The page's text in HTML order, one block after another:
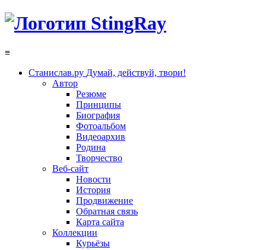
≡
Станислав.ру Думай, действуй, твори!
Автор
Резюме
Принципы
Биография
Фотоальбом
Видеоархив
Родина
Творчество
Веб-сайт
Новости
История
Продвижение
Обратная связь
Карта сайта
Коллекции
Курьёзы